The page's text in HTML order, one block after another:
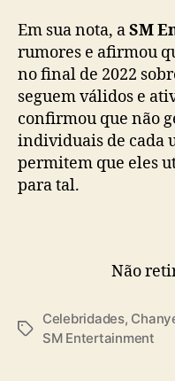
Em sua nota, aSM
rumores e afirmou
no final de 2022
seguem válidos e
confirmou que não
individuais de cada
permitem que eles
para tal.
Não
T
Celebridades,
SM Entertainment